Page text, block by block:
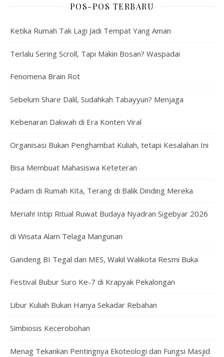
POS-POS TERBARU
Ketika Rumah Tak Lagi Jadi Tempat Yang Aman
Terlalu Sering Scroll, Tapi Makin Bosan? Waspadai
Fenomena Brain Rot
Sebelum Share Dalil, Sudahkah Tabayyun? Menjaga
Kebenaran Dakwah di Era Konten Viral
Organisasi Bukan Penghambat Kuliah, tetapi Kesalahan Ini
Bisa Membuat Mahasiswa Keteteran
Padam di Rumah Kita, Terang di Balik Dinding Mereka
Meriah! Intip Ritual Ruwat Budaya Nyadran Sigebyar 2026
di Wisata Alam Telaga Mangunan
Gandeng BI Tegal dan MES, Wakil Walikota Resmi Buka
Festival Bubur Suro Ke-7 di Krapyak Pekalongan
Libur Kuliah Bukan Hanya Sekadar Rebahan
Simbiosis Kecerobohan
Menag Tekankan Pentingnya Ekoteologi dan Fungsi Masjid